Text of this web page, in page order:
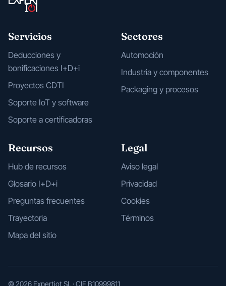
Servicios
Deducciones y
bonificaciones I+D+i
Proyectos CDTI
Soporte IoT y software
Soporte a certificadoras
Sectores
Automoción
Industria y componentes
Packaging y procesos
Recursos
Hub de recursos
Glosario I+D+i
Preguntas frecuentes
Trayectoria
Mapa del sitio
Legal
Aviso legal
Privacidad
Cookies
Términos
© 2026 Expertiot SL · CIF B10999811